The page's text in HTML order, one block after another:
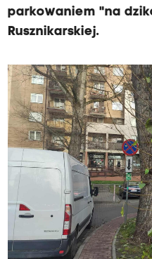
parkowaniem "na
Rusznikarskiej.